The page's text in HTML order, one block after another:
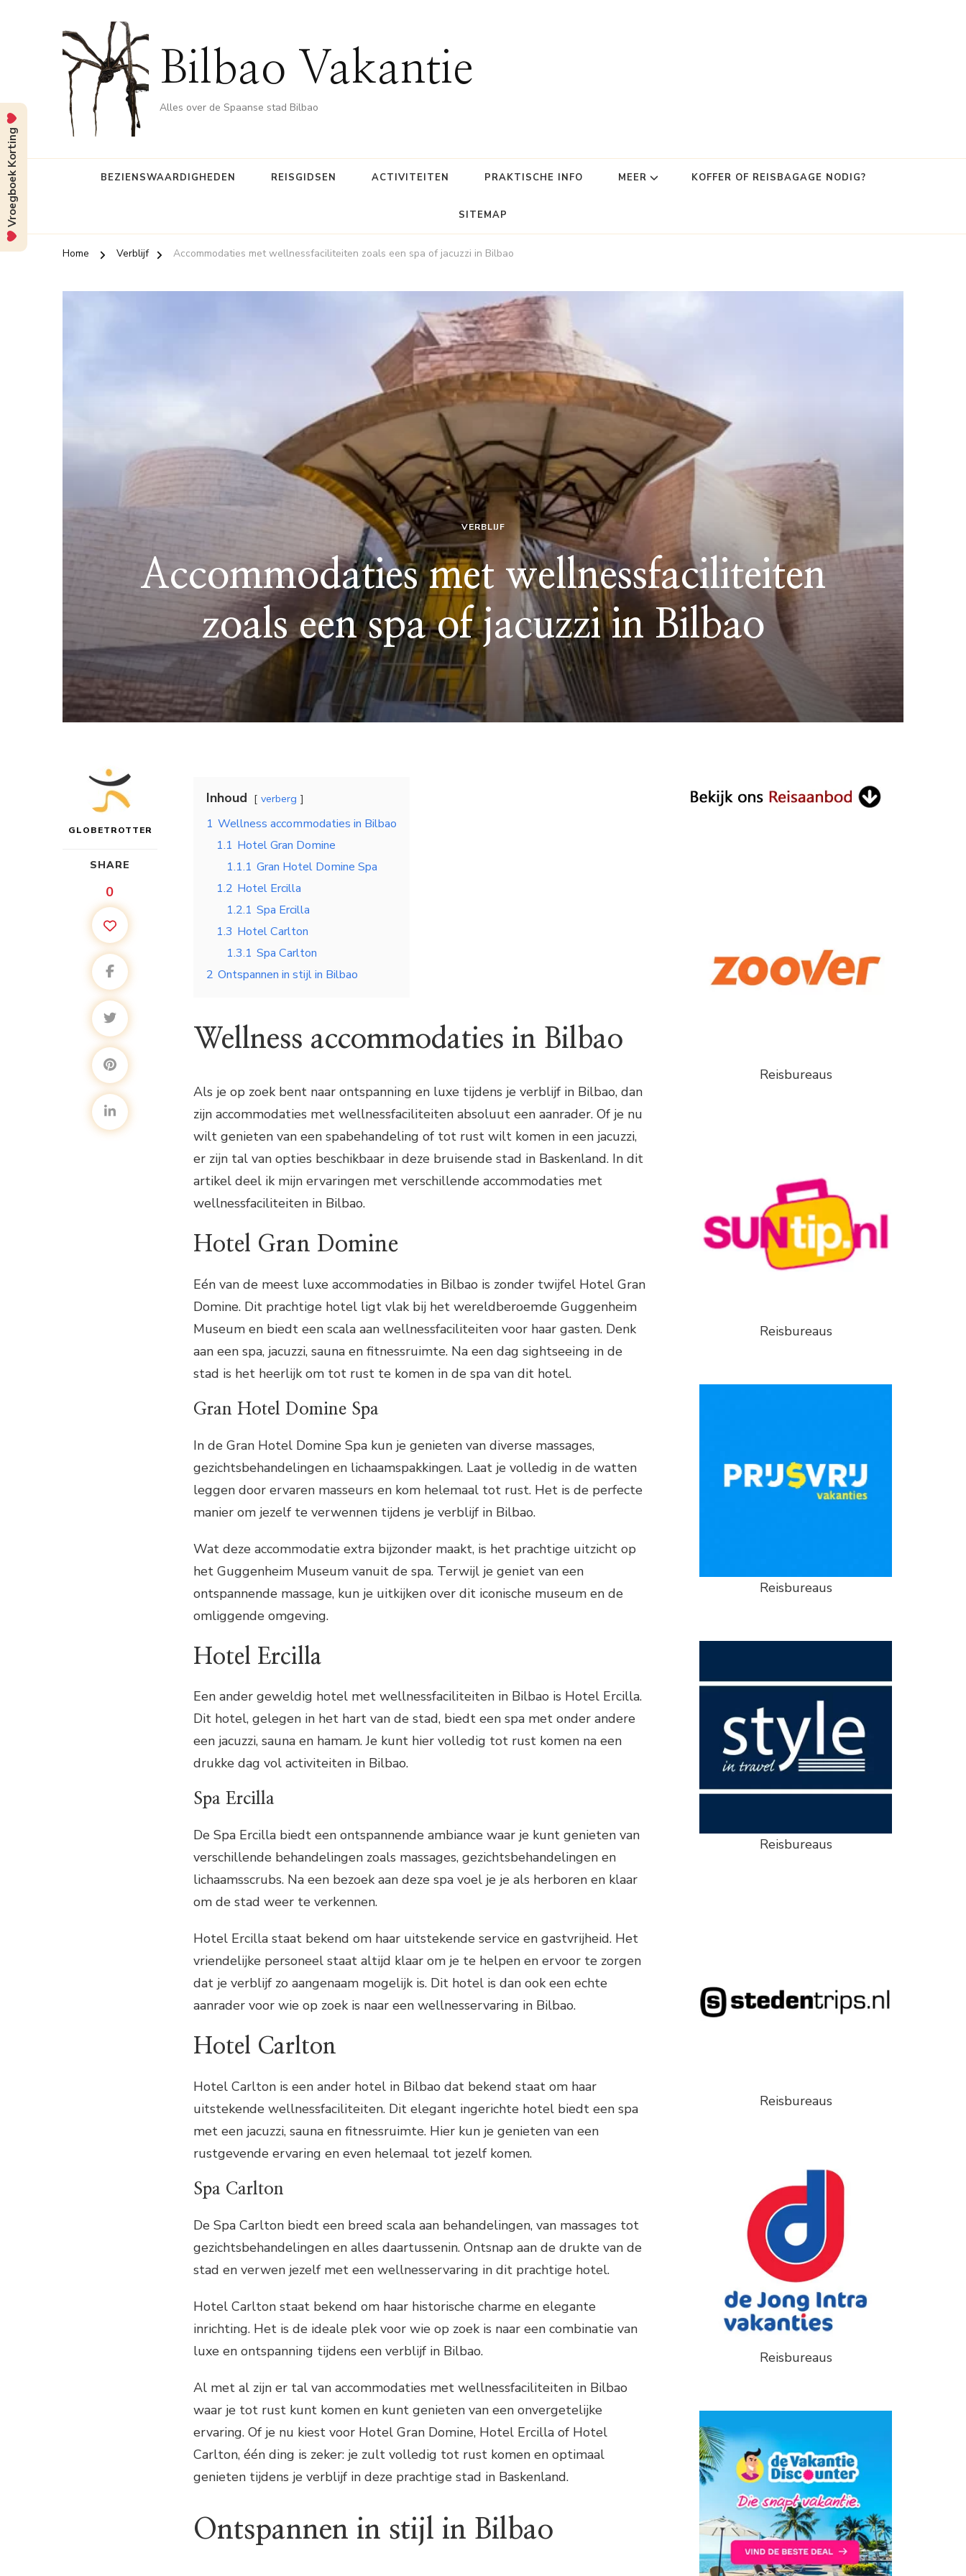
Bilbao Vakantie
Alles over de Spaanse stad Bilbao
BEZIENSWAARDIGHEDEN REISGIDSEN ACTIVITEITEN PRAKTISCHE INFO MEER KOFFER OF REISBAGAGE NODIG?
SITEMAP
Home Verblijf Accommodaties met wellnessfaciliteiten zoals een spa of jacuzzi in Bilbao
VERBLIJF
Accommodaties met wellnessfaciliteiten
zoals een spa of jacuzzi in Bilbao
GLOBETROTTER
SHARE
0
Inhoud verberg
1 Wellness accommodaties in Bilbao
1.1 Hotel Gran Domine
1.1.1 Gran Hotel Domine Spa
1.2 Hotel Ercilla
1.2.1 Spa Ercilla
1.3 Hotel Carlton
1.3.1 Spa Carlton
2 Ontspannen in stijl in Bilbao
Wellness accommodaties in Bilbao
Als je op zoek bent naar ontspanning en luxe tijdens je verblijf in Bilbao, dan
zijn accommodaties met wellnessfaciliteiten absoluut een aanrader. Of je nu
wilt genieten van een spabehandeling of tot rust wilt komen in een jacuzzi,
er zijn tal van opties beschikbaar in deze bruisende stad in Baskenland. In dit
artikel deel ik mijn ervaringen met verschillende accommodaties met
wellnessfaciliteiten in Bilbao.
Hotel Gran Domine
Eén van de meest luxe accommodaties in Bilbao is zonder twijfel Hotel Gran
Domine. Dit prachtige hotel ligt vlak bij het wereldberoemde Guggenheim
Museum en biedt een scala aan wellnessfaciliteiten voor haar gasten. Denk
aan een spa, jacuzzi, sauna en fitnessruimte. Na een dag sightseeing in de
stad is het heerlijk om tot rust te komen in de spa van dit hotel.
Gran Hotel Domine Spa
In de Gran Hotel Domine Spa kun je genieten van diverse massages,
gezichtsbehandelingen en lichaamspakkingen. Laat je volledig in de watten
leggen door ervaren masseurs en kom helemaal tot rust. Het is de perfecte
manier om jezelf te verwennen tijdens je verblijf in Bilbao.
Wat deze accommodatie extra bijzonder maakt, is het prachtige uitzicht op
het Guggenheim Museum vanuit de spa. Terwijl je geniet van een
ontspannende massage, kun je uitkijken over dit iconische museum en de
omliggende omgeving.
Hotel Ercilla
Een ander geweldig hotel met wellnessfaciliteiten in Bilbao is Hotel Ercilla.
Dit hotel, gelegen in het hart van de stad, biedt een spa met onder andere
een jacuzzi, sauna en hamam. Je kunt hier volledig tot rust komen na een
drukke dag vol activiteiten in Bilbao.
Spa Ercilla
De Spa Ercilla biedt een ontspannende ambiance waar je kunt genieten van
verschillende behandelingen zoals massages, gezichtsbehandelingen en
lichaamsscrubs. Na een bezoek aan deze spa voel je je als herboren en klaar
om de stad weer te verkennen.
Hotel Ercilla staat bekend om haar uitstekende service en gastvrijheid. Het
vriendelijke personeel staat altijd klaar om je te helpen en ervoor te zorgen
dat je verblijf zo aangenaam mogelijk is. Dit hotel is dan ook een echte
aanrader voor wie op zoek is naar een wellnesservaring in Bilbao.
Hotel Carlton
Hotel Carlton is een ander hotel in Bilbao dat bekend staat om haar
uitstekende wellnessfaciliteiten. Dit elegant ingerichte hotel biedt een spa
met een jacuzzi, sauna en fitnessruimte. Hier kun je genieten van een
rustgevende ervaring en even helemaal tot jezelf komen.
Spa Carlton
De Spa Carlton biedt een breed scala aan behandelingen, van massages tot
gezichtsbehandelingen en alles daartussenin. Ontsnap aan de drukte van de
stad en verwen jezelf met een wellnesservaring in dit prachtige hotel.
Hotel Carlton staat bekend om haar historische charme en elegante
inrichting. Het is de ideale plek voor wie op zoek is naar een combinatie van
luxe en ontspanning tijdens een verblijf in Bilbao.
Al met al zijn er tal van accommodaties met wellnessfaciliteiten in Bilbao
waar je tot rust kunt komen en kunt genieten van een onvergetelijke
ervaring. Of je nu kiest voor Hotel Gran Domine, Hotel Ercilla of Hotel
Carlton, één ding is zeker: je zult volledig tot rust komen en optimaal
genieten tijdens je verblijf in deze prachtige stad in Baskenland.
Ontspannen in stijl in Bilbao
Reisbureaus
Reisbureaus
Reisbureaus
Reisbureaus
Reisbureaus
Reisbureaus
Vroegboek Korting